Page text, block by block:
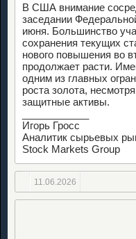
В США внимание
заседании
июня. Большинство
сохранения текущих
нового повышения во
продолжает расти.
одним из главных
роста золота,
защитные активы.
Игорь Гросс
Аналитик сырьевых
Stock Markets Group
11.06.2026